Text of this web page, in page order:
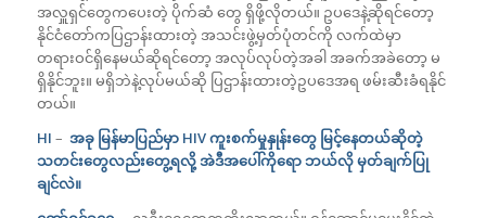
အလှူရှင်တွေကပေးတဲ့ ပိုက်ဆံ တွေ ရှိဖို့လိုတယ်။ ဥပဒေနဲ့ဆိုရင်တော့
နိုင်ငံတော်ကပြဌာန်းထားတဲ့ အသင်းဖွဲ့မှတ်ပုံတင်ကို လက်ထဲမှာ
တရားဝင်ရှိနေမယ်ဆိုရင်တော့ အလုပ်လုပ်တဲ့အခါ အခက်အခဲတော့ မ
ရှိနိုင်ဘူး။ မရှိဘဲနဲ့လုပ်မယ်ဆို ပြဌာန်းထားတဲ့ဥပဒေအရ ဖမ်းဆီးခံရနိုင်
တယ်။
HI – အခု မြန်မာပြည်မှာ HIV ကူးစက်မှုနှုန်းတွေ မြင့်နေတယ်ဆိုတဲ့
သတင်းတွေလည်းတွေ့ရလို့ အဲဒီအပေါ်ကိုရော ဘယ်လို မှတ်ချက်ပြု
ချင်လဲ။